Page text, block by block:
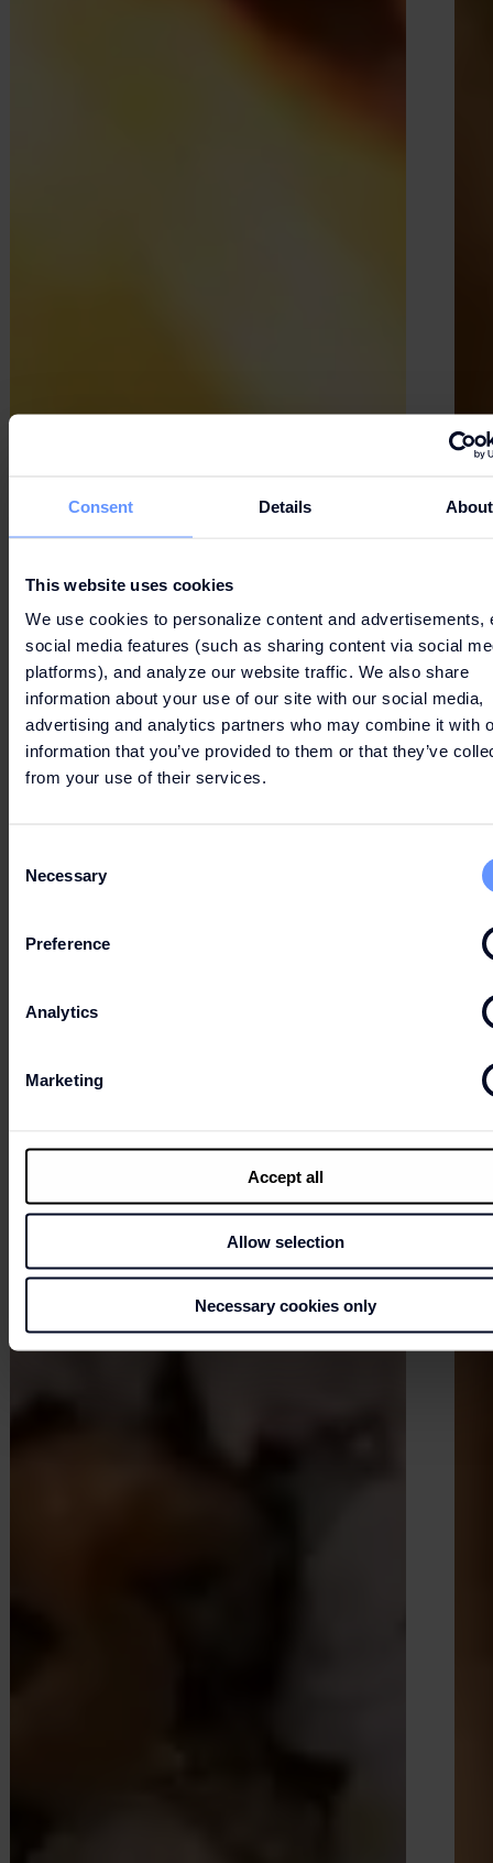
Consent Details About
This website uses cookies
We use cookies to personalize content and advertisements,
social media features (such as sharing content via social
platforms), and analyze our website traffic. We also share
information about your use of our site with our social media,
advertising and analytics partners who may combine it with
information that you’ve provided to them or that they’ve
from your use of their services.
Selection
Necessary
Preference
Analytics
Marketing
Accept all
Allow selection
Necessary cookies only